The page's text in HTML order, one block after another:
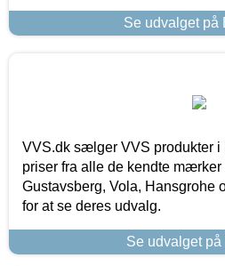
Se udvalget på
VVS.dk sælger VVS produkter i
priser fra alle de kendte mærker
Gustavsberg, Vola, Hansgrohe
for at se deres udvalg.
Se udvalget på